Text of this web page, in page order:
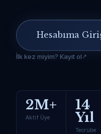
Hesabıma
İlk kez miyim? Kayıt ol
2M+
Aktif Üye
14
Yıl
Tecrübe